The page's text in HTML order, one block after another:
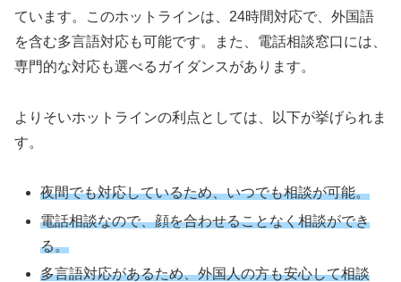
ています。このホットラインは、24時間対応で、外国語
を含む多言語対応も可能です。また、電話相談窓口には、
専門的な対応も選べるガイダンスがあります。
よりそいホットラインの利点としては、以下が挙げられま
す。
夜間でも対応しているため、いつでも相談が可能。
電話相談なので、顔を合わせることなく相談ができ
る。
多言語対応があるため、外国人の方も安心して相談